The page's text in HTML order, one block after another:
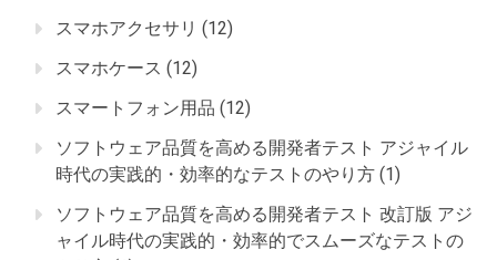
スマホアクセサリ (12)
スマホケース (12)
スマートフォン用品 (12)
ソフトウェア品質を高める開発者テスト アジャイル
時代の実践的・効率的なテストのやり方 (1)
ソフトウェア品質を高める開発者テスト 改訂版 アジ
ャイル時代の実践的・効率的でスムーズなテストの